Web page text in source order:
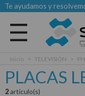
Te ayudamos y
Todas las categorias
Inicio > TELEVISIÓN >
PLACAS
2articulo(s)